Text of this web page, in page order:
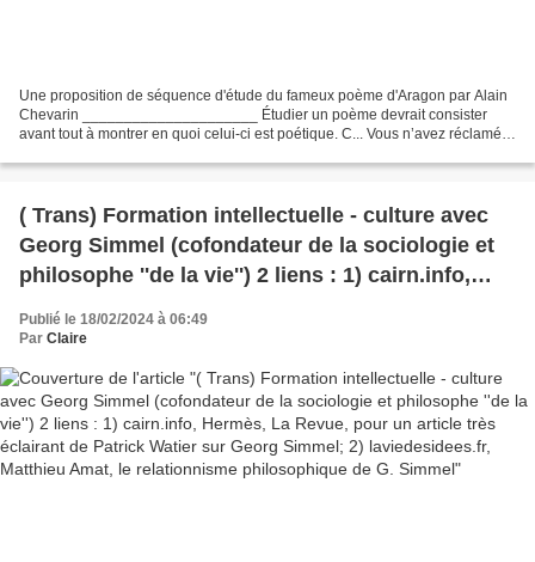
Une proposition de séquence d'étude du fameux poème d'Aragon par Alain
Chevarin _____________________ Étudier un poème devrait consister
avant tout à montrer en quoi celui-ci est poétique. C... Vous n’avez réclamé
( Trans) Formation intellectuelle - culture avec
Georg Simmel (cofondateur de la sociologie et
philosophe ''de la vie'') 2 liens : 1) cairn.info,
de Patrick Watier sur Georg Simmel; 2)
philosophique de G. Simmel
Publié le 18/02/2024 à 06:49
Par Claire